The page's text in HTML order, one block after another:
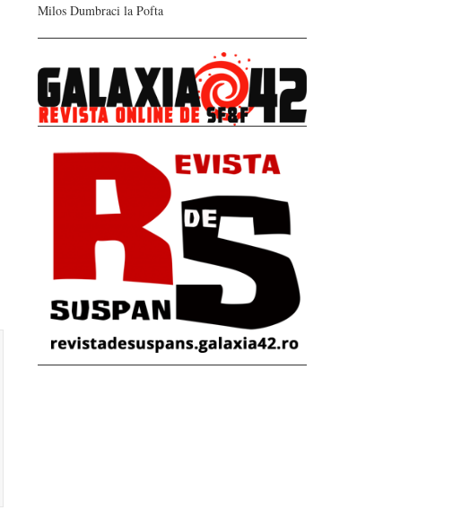
Milos Dumbraci la Pofta